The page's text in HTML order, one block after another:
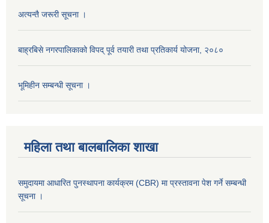
अत्यन्तै जरूरी सूचना ।
बाह्रबिसे नगरपालिकाको विपद् पूर्व तयारी तथा प्रतिकार्य योजना, २०८०
भूमिहीन सम्बन्धी सूचना ।
महिला तथा बालबालिका शाखा
समुदायमा आधारित पुनस्थापना कार्यक्रम (CBR) मा प्रस्तावना पेश गर्ने सम्बन्धी
सूचना ।